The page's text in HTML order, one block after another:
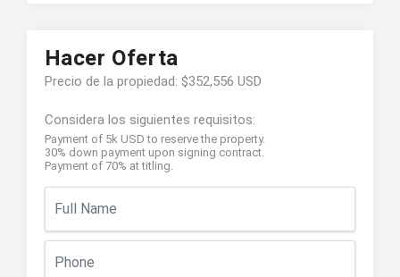
Hacer Oferta
Precio de la propiedad: $352,556 USD
Considera los siguientes requisitos:
Payment of 5k USD to reserve the property.
30% down payment upon signing contract.
Payment of 70% at titling.